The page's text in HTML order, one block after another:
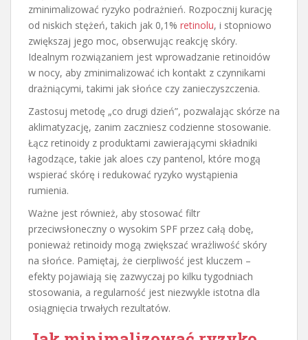
zminimalizować ryzyko podrażnień. Rozpocznij kurację
od niskich stężeń, takich jak 0,1% retinolu, i stopniowo
zwiększaj jego moc, obserwując reakcję skóry.
Idealnym rozwiązaniem jest wprowadzanie retinoidów
w nocy, aby zminimalizować ich kontakt z czynnikami
drażniącymi, takimi jak słońce czy zanieczyszczenia.
Zastosuj metodę „co drugi dzień”, pozwalając skórze na
aklimatyzację, zanim zaczniesz codzienne stosowanie.
Łącz retinoidy z produktami zawierającymi składniki
łagodzące, takie jak aloes czy pantenol, które mogą
wspierać skórę i redukować ryzyko wystąpienia
rumienia.
Ważne jest również, aby stosować filtr
przeciwsłoneczny o wysokim SPF przez całą dobę,
ponieważ retinoidy mogą zwiększać wrażliwość skóry
na słońce. Pamiętaj, że cierpliwość jest kluczem –
efekty pojawiają się zazwyczaj po kilku tygodniach
stosowania, a regularność jest niezwykle istotna dla
osiągnięcia trwałych rezultatów.